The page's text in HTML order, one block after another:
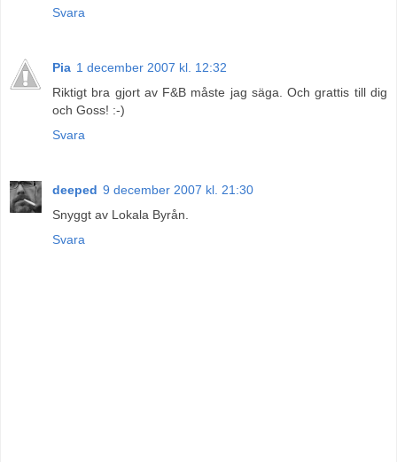
Svara
Pia 1 december 2007 kl. 12:32
Riktigt bra gjort av F&B måste jag säga. Och grattis till dig
och Goss! :-)
Svara
deeped 9 december 2007 kl. 21:30
Snyggt av Lokala Byrån.
Svara